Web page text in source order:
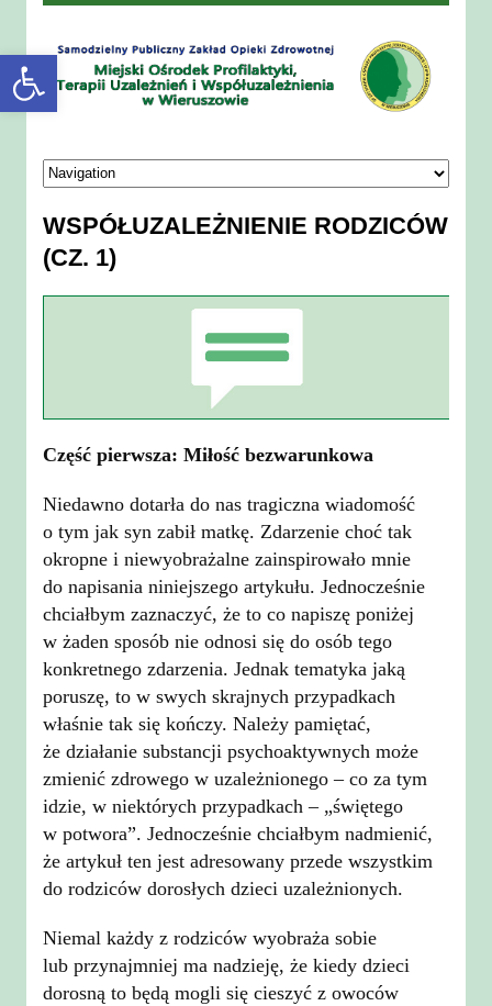
Open toolbar
WSPÓŁUZALEŻNIENIE RODZICÓW
(CZ. 1)
Część pierwsza: Miłość bezwarunkowa
Niedawno dotarła do nas tragiczna wiadomość
o tym jak syn zabił matkę. Zdarzenie choć tak
okropne i niewyobrażalne zainspirowało mnie
do napisania niniejszego artykułu. Jednocześnie
chciałbym zaznaczyć, że to co napiszę poniżej
w żaden sposób nie odnosi się do osób tego
konkretnego zdarzenia. Jednak tematyka jaką
poruszę, to w swych skrajnych przypadkach
właśnie tak się kończy. Należy pamiętać,
że działanie substancji psychoaktywnych może
zmienić zdrowego w uzależnionego – co za tym
idzie, w niektórych przypadkach – „świętego
w potwora”. Jednocześnie chciałbym nadmienić,
że artykuł ten jest adresowany przede wszystkim
do rodziców dorosłych dzieci uzależnionych.
Niemal każdy z rodziców wyobraża sobie
lub przynajmniej ma nadzieję, że kiedy dzieci
dorosną to będą mogli się cieszyć z owoców